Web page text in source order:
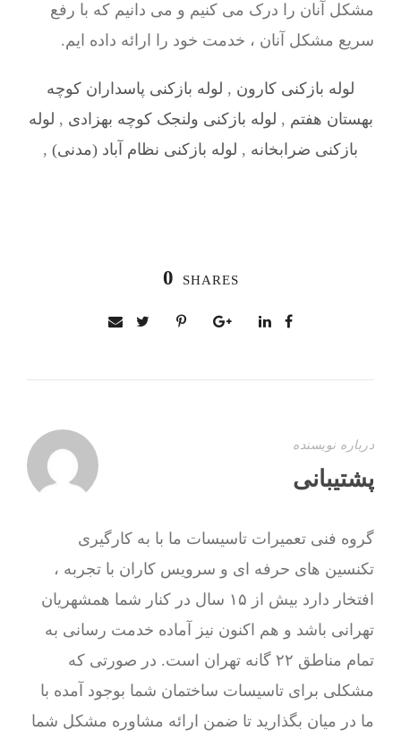
مشکل آنان را درک می کنیم و می دانیم که با رفع
سریع مشکل آنان ، خدمت خود را ارائه داده ایم.
لوله بازکنی کارون , لوله بازکنی پاسداران کوچه
بهستان هفتم , لوله بازکنی ولنجک کوچه بهزادی , لوله
بازکنی ضرابخانه , لوله بازکنی نظام آباد (مدنی) ,
0 SHARES
درباره نویسنده
پشتیبانی
گروه فنی تعمیرات تاسیسات ما با به‌ کارگیری
تکنسین های حرفه ای و سرویس کاران با تجربه ،
افتخار دارد بیش از ۱۵ سال در کنار شما همشهریان
تهرانی باشد و هم اکنون نیز آماده خدمت رسانی به
تمام مناطق ۲۲ گانه تهران است. در صورتی که
مشکلی برای تاسیسات ساختمان شما بوجود آمده با
ما در میان بگذارید تا ضمن ارائه مشاوره مشکل شما